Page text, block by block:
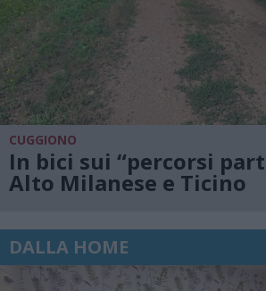
CUGGIONO
In bici sui “percorsi
Alto Milanese e Ticino
DALLA HOME